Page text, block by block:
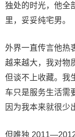
独处的时光，他全
里，妥妥纯宅男。
外界一直传言他热
越来越大，我对物
但谈不上收藏。我
车只是服务生活需
因为我本来就很少
但唯独